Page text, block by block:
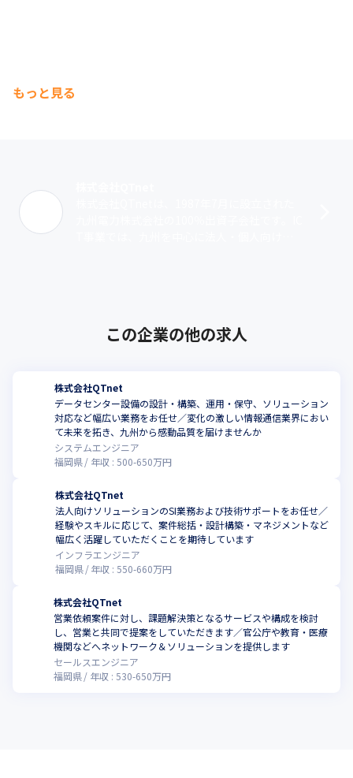
もっと見る
この企業の他の求人
株式会社QTnet
データセンター設備の設計・構築、運用・保守、ソリューション
対応など幅広い業務をお任せ／変化の激しい情報通信業界におい
て未来を拓き、九州から感動品質を届けませんか
システムエンジニア
福岡県
年収 : 500-650万円
株式会社QTnet
法人向けソリューションのSI業務および技術サポートをお任せ／
経験やスキルに応じて、案件総括・設計構築・マネジメントなど
幅広く活躍していただくことを期待しています
インフラエンジニア
福岡県
年収 :550-660万円
株式会社QTnet
営業依頼案件に対し、課題解決策となるサービスや構成を検討
し、営業と共同で提案をしていただきます／官公庁や教育・医療
機関などへネットワーク＆ソリューションを提供します
セールスエンジニア
福岡県
年収 : 530-650万円